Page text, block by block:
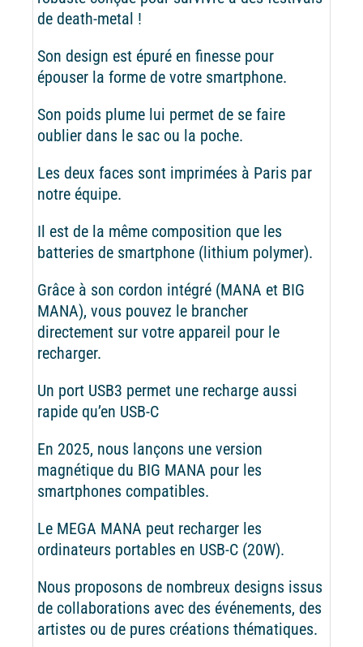
de death-metal !
Son design est épuré en finesse pour
épouser la forme de votre smartphone.
Son poids plume lui permet de se faire
oublier dans le sac ou la poche.
Les deux faces sont imprimées à Paris par
notre équipe.
Il est de la même composition que les
batteries de smartphone (lithium polymer).
Grâce à son cordon intégré (MANA et BIG
MANA), vous pouvez le brancher
directement sur votre appareil pour le
recharger.
Un port USB3 permet une recharge aussi
rapide qu’en USB-C
En 2025, nous lançons une version
magnétique du BIG MANA pour les
smartphones compatibles.
Le MEGA MANA peut recharger les
ordinateurs portables en USB-C (20W).
Nous proposons de nombreux designs issus
de collaborations avec des événements, des
artistes ou de pures créations thématiques.